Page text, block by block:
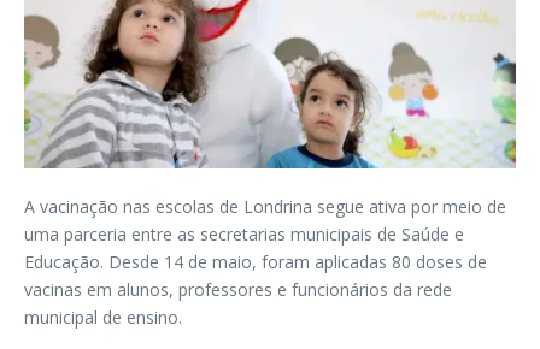
A vacinação nas escolas de Londrina segue ativa por meio de
uma parceria entre as secretarias municipais de Saúde e
Educação. Desde 14 de maio, foram aplicadas 80 doses de
vacinas em alunos, professores e funcionários da rede
municipal de ensino.